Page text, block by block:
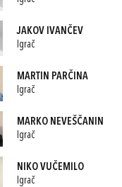
JAKOV IVANČEV
Igrač
MARTIN PARČINA
Igrač
MARKO NEVEŠČANIN
Igrač
NIKO VUČEMILO
Igrač